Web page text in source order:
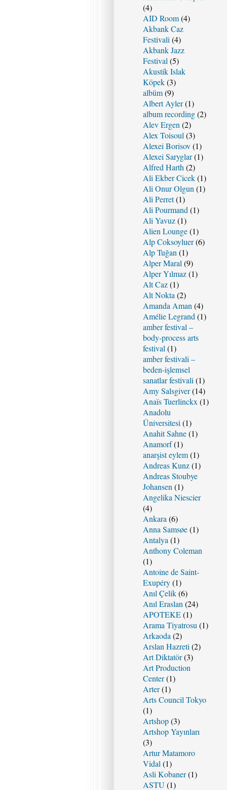
(4)
AID Room(4)
Akbank Caz
Festivali (4)
Akbank Jazz
Festival (5)
Akustik Islak
Köpek(3)
albüm(9)
Albert Ayler(1)
album recording(2)
Alev Ergen (2)
Alex Toisoul (3)
Alexei Borisov(1)
Alexei Saryglar(1)
Alfred Harth (2)
Ali Ekber Cicek(1)
Ali Onur Olgun (1)
Ali Perret(1)
Ali Pourmand (1)
Ali Yavuz(1)
Alien Lounge(1)
Alp Coksoyluer(6)
Alp Tuğan (1)
Alper Maral (9)
Alper Yılmaz(1)
Alt Caz(1)
Alt Nokta (2)
Amanda Aman (4)
Amélie Legrand (1)
amber festival –
body-process arts
festival (1)
amber festivali –
beden-işlemsel
sanatlar festivali (1)
Amy Salsgiver(14)
Anaïs Tuerlinckx (1)
Anadolu
Üniversitesi (1)
Anahit Sahne(1)
Anamorf(1)
anarşist eylem(1)
Andreas Kunz(1)
Andreas Stoubye
Johansen (1)
Angelika Niescier
(4)
Ankara (6)
Anna Samsøe(1)
Antalya (1)
Anthony Coleman
(1)
Antoine de Saint-
Exupéry(1)
Anıl Çelik(6)
Anıl Eraslan (24)
APOTEKE(1)
Arama Tiyatrosu (1)
Arkaoda (2)
Arslan Hazreti (2)
Art Diktatör(3)
Art Production
Center(1)
Arter(1)
Arts Council Tokyo
(1)
Artshop(3)
Artshop Yayınları
(3)
Artur Matamoro
Vidal (1)
Asli Kobaner(1)
ASTU (1)